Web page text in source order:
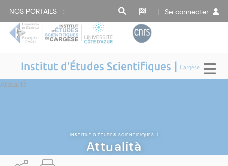
NOS PORTAILS : | Se connecter
Institut d'Études Scientifiques |Cargèse
Attualità
INSTITUT D'ÉTUDES SCIENTIFIQUES |
Attualità